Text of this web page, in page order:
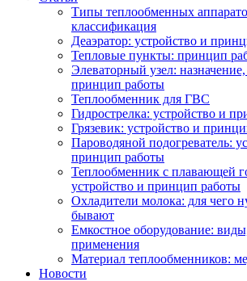
Типы теплообменных
классификация
Деаэратор: устройство и
Тепловые пункты: принцип
Элеваторный узел:
принцип работы
Теплообменник для ГВС
Гидрострелка: устройство и
Грязевик: устройство и
Пароводяной подогреватель:
принцип работы
Теплообменник с плавающей
устройство и принцип работы
Охладители молока: для чего
бывают
Емкостное оборудование:
применения
Материал теплообменников:
Новости